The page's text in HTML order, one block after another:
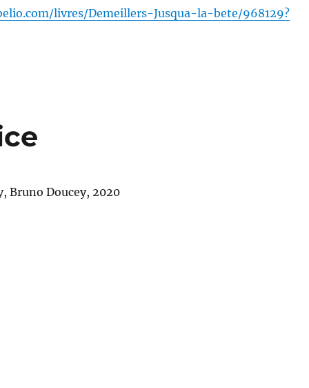
livres/Demeillers-Jusqua-la-bete/968129?
Bruno Doucey, 2020